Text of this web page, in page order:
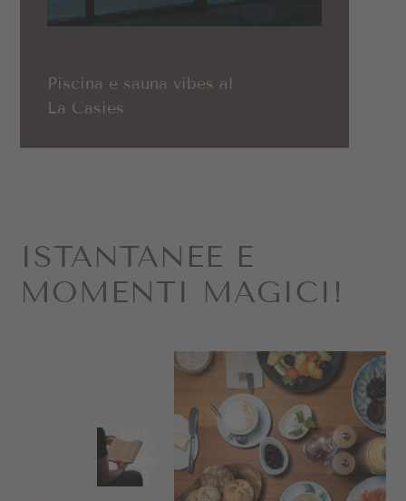
Piscina e sauna vibes al
La Casies
ISTANTANEE E
MOMENTI MAGICI!